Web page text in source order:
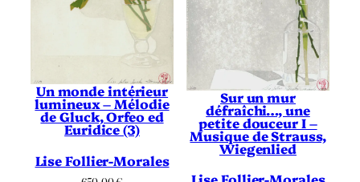
Un monde intérieur
lumineux – Mélodie
de Gluck, Orfeo ed
Euridice (3)
Lise Follier-Morales
Sur un mur
défraîchi…, une
petite douceur I –
Musique de Strauss,
Wiegenlied